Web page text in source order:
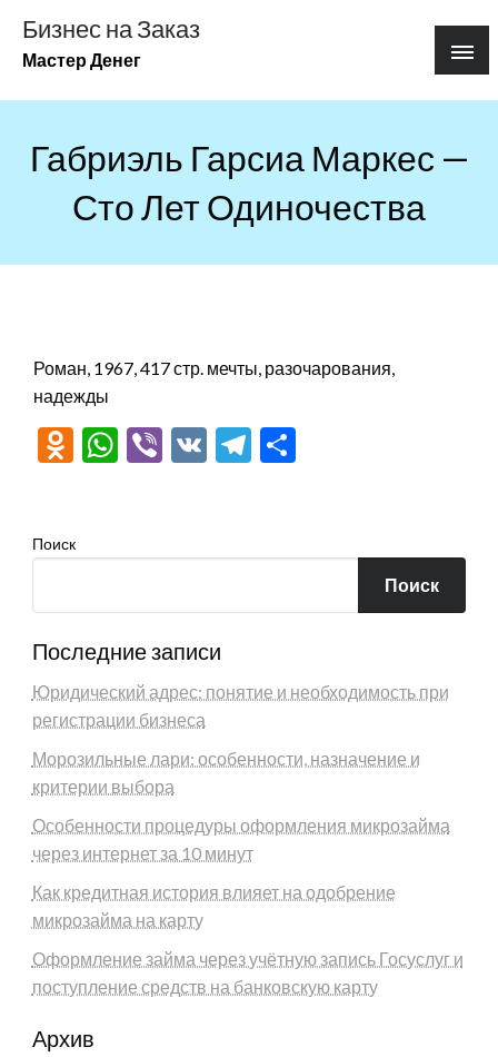
содержимому
Бизнес на Заказ
Мастер Денег
Габриэль Гарсиа Маркес —
Сто Лет Одиночества
Роман, 1967, 417 стр. мечты, разочарования,
надежды
Odnoklassniki
WhatsApp
Viber
VK Telegram
Поиск
Поиск
Последние записи
Юридический адрес: понятие и необходимость при
регистрации бизнеса
Морозильные лари: особенности, назначение и
критерии выбора
Особенности процедуры оформления микрозайма
через интернет за 10 минут
Как кредитная история влияет на одобрение
микрозайма на карту
Оформление займа через учётную запись Госуслуг и
поступление средств на банковскую карту
Архив